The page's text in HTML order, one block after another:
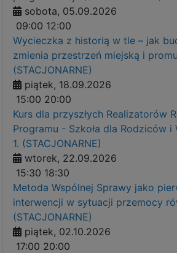
sobota, 05.09.2026
09:00 12:00
Wycieczka z historią w tle – jak
zmienia przestrzeń miejską i
(STACJONARNE)
piątek, 18.09.2026
15:00 20:00
Kurs dla przyszłych Realizatorów
Programu - Szkoła dla Rodziców
1. (STACJONARNE)
wtorek, 22.09.2026
15:30 18:30
Metoda Wspólnej Sprawy jako
interwencji w sytuacji przemocy
(STACJONARNE)
piątek, 02.10.2026
17:00 20:00